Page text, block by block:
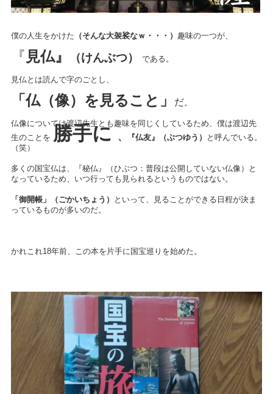
僕の人生をかけた （そんな大袈裟なｗ・・・） 趣味の一つが、
『 見仏』 （けんぶつ） である。
見仏とは読んで字のごとし、
「仏（像）を見ること」 だ。
仏像については渡辺先生とも趣味を同じくしているため、僕は渡辺先
生のことを 勝手に、 『仏友』（ぶつゆう）
と呼んでいる。
（笑）
多くの国宝仏は、『秘仏』（ひぶつ：普段は公開していない仏像）と
なっているため、いつ行っても見られるというものではない。
「御開帳」（ごかいちょう）
といって、見ることができる日程が決ま
っているものが多いのだ。
かれこれ18年前、この本を片手に国宝巡りを始めた。